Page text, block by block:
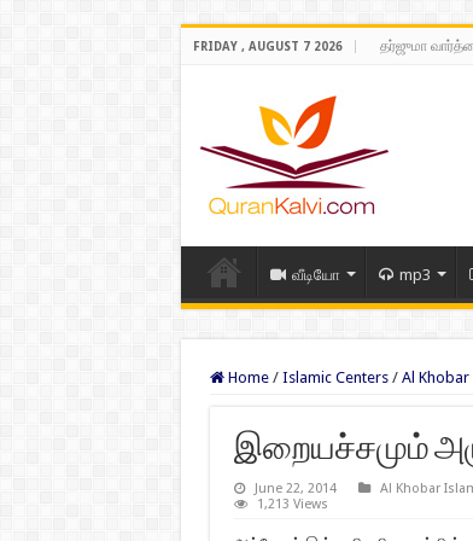
FRIDAY , AUGUST 7 2026 தர்ஜுமா
வீடியோ mp3
Home / Islamic Centers / Al
இறையச்சமும்
June 22, 2014 Al Khobar
1,213 Views